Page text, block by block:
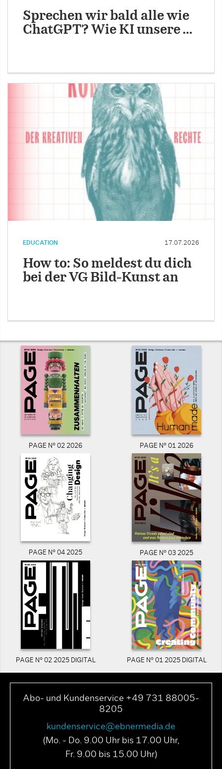
Sprechen wir bald alle wie
ChatGPT? Wie KI unsere …
EDUCATION 17.07.2026
How to: So meldest du dich
bei der VG Bild-Kunst an
PAGE N° 02 2026 PAGE N° 01 2026
PAGE N° 04 2025 PAGE N° 03 2025
PAGE N° 02 2025 DIGITAL PAGE N° 01 2025 DIGITAL
Abo- und Kundenservice +49 731 88005-
8205
kundenservice@ebnermedia.de
(Mo. - Do. 9.00 Uhr bis 17.00 Uhr,
Fr. 9.00 bis 15.00 Uhr)